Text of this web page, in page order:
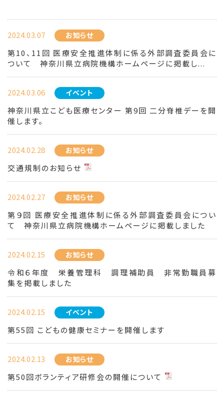
2024.03.07 お知らせ
第10、11回 医療安全推進体制に係る外部調査委員会に
ついて 神奈川県立病院機構ホームページに掲載し...
2024.03.06 イベント
神奈川県立こども医療センター 第9回 二分脊椎デーを開
催します。
2024.02.28 お知らせ
交通規制のお知らせ
2024.02.27 お知らせ
第９回 医療安全推進体制に係る外部調査委員会につい
て 神奈川県立病院機構ホームページに掲載しました
2024.02.15 お知らせ
令和６年度 栄養管理科 調理補助員 非常勤職員募
集を掲載しました
2024.02.15 イベント
第55回 こどもの健康セミナーを開催します
2024.02.13 お知らせ
第50回ボランティア研修会の開催について